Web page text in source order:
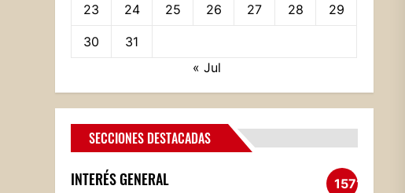
23 24 25 26 27 28 29
30
31
« Jul
SECCIONES DESTACADAS
INTERÉS GENERAL 1571